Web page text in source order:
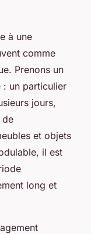
à une
comme
Prenons un
: un particulier
jours,
de
et objets
il est
long et